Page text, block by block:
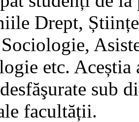
Drept,
etc.
sub
facultății.